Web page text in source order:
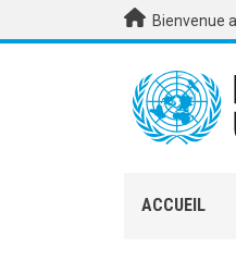
Aller au contenu principalBienvenue
ACCUEIL